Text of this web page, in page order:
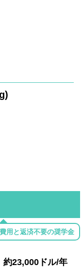
用と返済不要の奨学金
約23,000ドル/年